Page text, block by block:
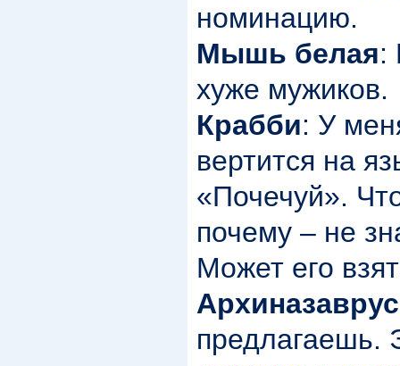
номинацию.
Мышь белая:
хуже мужиков.
Крабби: У
вертится на
«Почечуй».
почему – не
Может его
Архиназаврус
предлагаешь.